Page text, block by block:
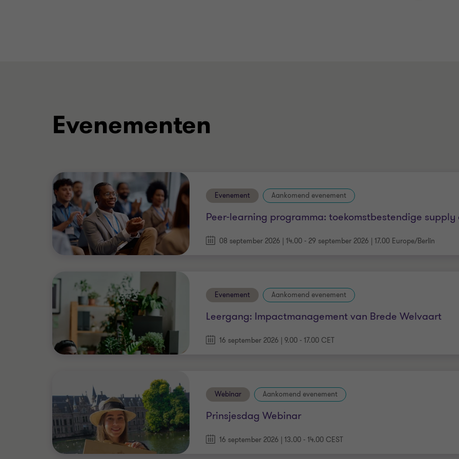
Evenementen
Evenement Aankomend evenement
Peer-learning programma: toekomstbestendige supply
08 september 2026 | 14.00 - 29 september 2026 | 17.00 Europe/Berlin
Evenement Aankomend evenement
Leergang: Impactmanagement van Brede Welvaart
16 september 2026 | 9.00 - 17.00 CET
Webinar Aankomend evenement
Prinsjesdag Webinar
16 september 2026 | 13.00 - 14.00 CEST